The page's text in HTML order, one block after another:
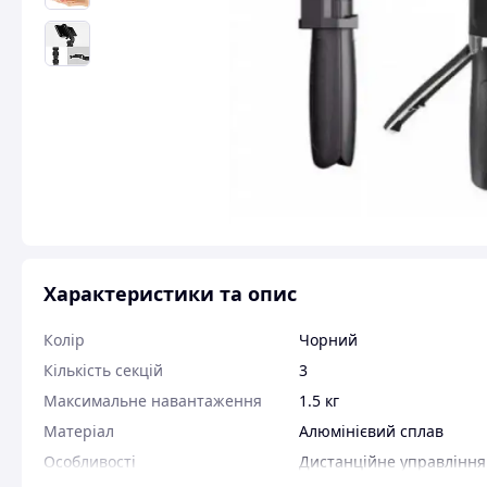
Характеристики та опис
Колір
Чорний
Кількість секцій
3
Максимальне навантаження
1.5 кг
Матеріал
Алюмінієвий сплав
Особливості
Дистанційне управління